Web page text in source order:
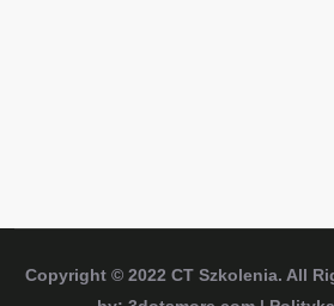
Copyright © 2022 CT Szkolenia. All